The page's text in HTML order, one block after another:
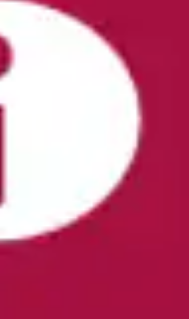
199,99 €Rabatt